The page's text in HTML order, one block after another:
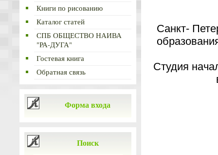
Книги по рисованию
Каталог статей
СПБ ОБЩЕСТВО НАИВА
"РА-ДУГА"
Гостевая книга
Обратная связь
Форма входа
Поиск
Санкт-
Студия